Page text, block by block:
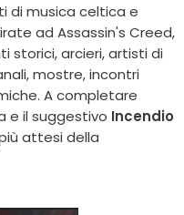
di musica celtica e
ad Assassin's Creed,
storici, arcieri, artisti di
mostre, incontri
A completare
e il suggestivo Incendio
attesi della